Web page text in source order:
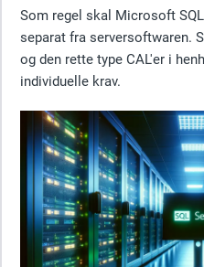
Som regel skal Microsoft
separat fra serversoftwaren.
og den rette type CAL'er i
individuelle krav.